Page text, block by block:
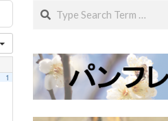
1
Search